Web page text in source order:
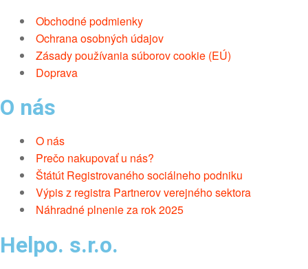
Obchodné podmienky
Ochrana osobných údajov
Zásady používania súborov cookie (EÚ)
Doprava
O nás
O nás
Prečo nakupovať u nás?
Štátút Registrovaného sociálneho podniku
Výpis z registra Partnerov verejného sektora
Náhradné plnenie za rok 2025
Helpo. s.r.o.